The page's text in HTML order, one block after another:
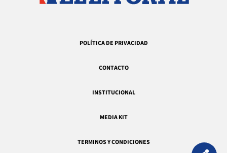
POLÍTICA DE PRIVACIDAD
CONTACTO
INSTITUCIONAL
MEDIA KIT
TERMINOS Y CONDICIONES